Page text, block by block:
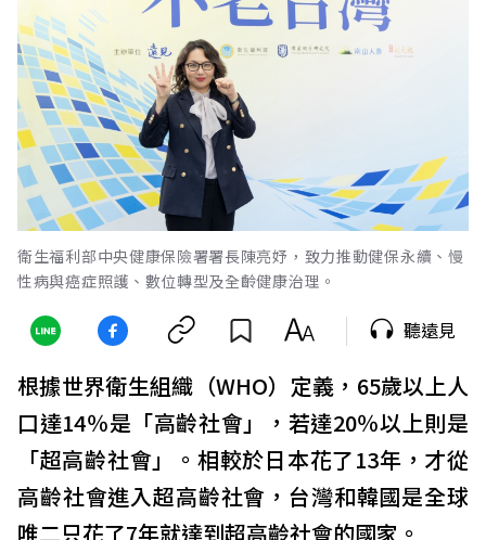
衛生福利部中央健康保險署署長陳亮妤，致力推動健保永續、慢
性病與癌症照護、數位轉型及全齡健康治理。
聽遠見
根據世界衛生組織（WHO）定義，65歲以上人
口達14％是「高齡社會」，若達20％以上則是
「超高齡社會」。相較於日本花了13年，才從
高齡社會進入超高齡社會，台灣和韓國是全球
唯二只花了7年就達到超高齡社會的國家。